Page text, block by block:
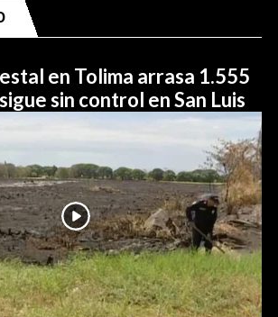
en Tolima arrasa 1.555
sin control en San Luis